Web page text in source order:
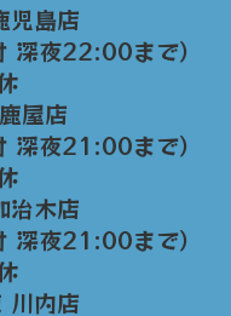
島店
夜22:00まで）
屋店
夜21:00まで）
木店
夜21:00まで）
内店